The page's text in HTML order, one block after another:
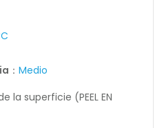
： Medio
la superficie (PEEL EN